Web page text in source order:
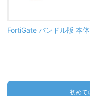
FortiGate バンドル版 本体
初めて